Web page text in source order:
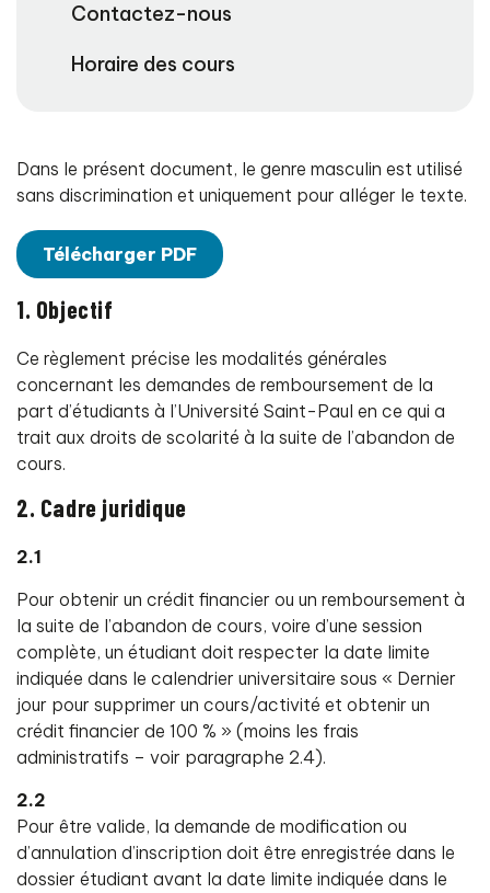
Contactez-nous
Horaire des cours
Dans le présent document, le genre masculin est utilisé
sans discrimination et uniquement pour alléger le texte.
Télécharger PDF
1. Objectif
Ce règlement précise les modalités générales
concernant les demandes de remboursement de la
part d’étudiants à l’Université Saint-Paul en ce qui a
trait aux droits de scolarité à la suite de l’abandon de
cours.
2. Cadre juridique
2.1
Pour obtenir un crédit financier ou un remboursement à
la suite de l’abandon de cours, voire d’une session
complète, un étudiant doit respecter la date limite
indiquée dans le calendrier universitaire sous « Dernier
jour pour supprimer un cours/activité et obtenir un
crédit financier de 100 % » (moins les frais
administratifs – voir paragraphe 2.4).
2.2
Pour être valide, la demande de modification ou
d’annulation d’inscription doit être enregistrée dans le
dossier étudiant avant la date limite indiquée dans le